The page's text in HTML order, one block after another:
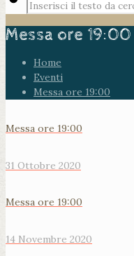
Messa ore 19:00
Home
Eventi
Messa ore 19:00
Messa ore 19:00
31 Ottobre 2020
Messa ore 19:00
14 Novembre 2020